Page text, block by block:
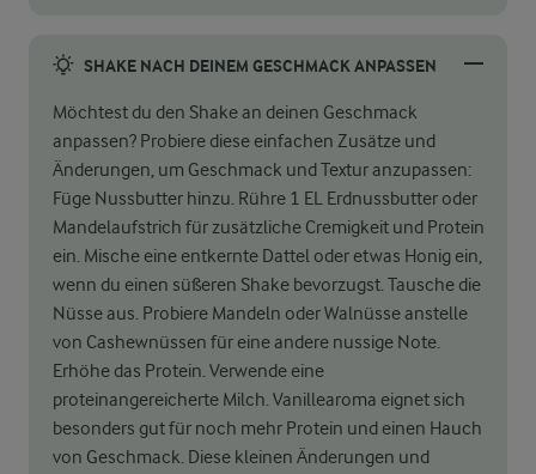
SHAKE NACH DEINEM GESCHMACK ANPASSEN
Möchtest du den Shake an deinen Geschmack
anpassen? Probiere diese einfachen Zusätze und
Änderungen, um Geschmack und Textur anzupassen:
Füge Nussbutter hinzu. Rühre 1 EL Erdnussbutter oder
Mandelaufstrich für zusätzliche Cremigkeit und Protein
ein. Mische eine entkernte Dattel oder etwas Honig ein,
wenn du einen süßeren Shake bevorzugst. Tausche die
Nüsse aus. Probiere Mandeln oder Walnüsse anstelle
von Cashewnüssen für eine andere nussige Note.
Erhöhe das Protein. Verwende eine
proteinangereicherte Milch. Vanillearoma eignet sich
besonders gut für noch mehr Protein und einen Hauch
von Geschmack. Diese kleinen Änderungen und